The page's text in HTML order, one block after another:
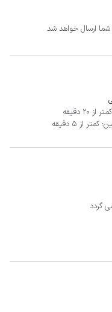
شما ارسال خواهد شد
20 دقیقه
از 5 دقیقه